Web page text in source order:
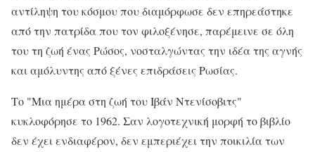
αντίληψη του κόσμου που διαμόρφωσε δεν επηρεάστηκε
από την πατρίδα που τον φιλοξένησε, παρέμεινε σε όλη
του τη ζωή ένας Ρώσος, νοσταλγώντας την ιδέα της αγνής
και αμόλυντης από ξένες επιδράσεις Ρωσίας.
Το "Μια ημέρα στη ζωή του Ιβάν Ντενίσοβιτς"
κυκλοφόρησε το 1962. Σαν λογοτεχνική μορφή το βιβλίο
δεν έχει ενδιαφέρον, δεν εμπεριέχει την ποικιλία των